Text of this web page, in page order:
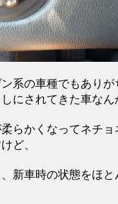
系の車種でもあり
にされてきた車なん
らかくなってネチ
ど、
新車時の状態をほ